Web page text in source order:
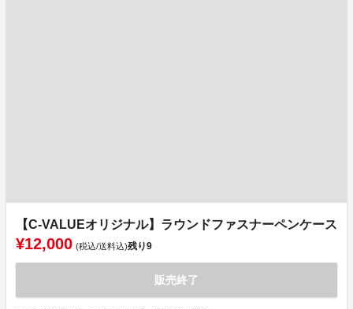
【C-VALUEオリジナル】ラウンドファスナーペンケース
¥12,000 (税込/送料込)残り9
販売終了